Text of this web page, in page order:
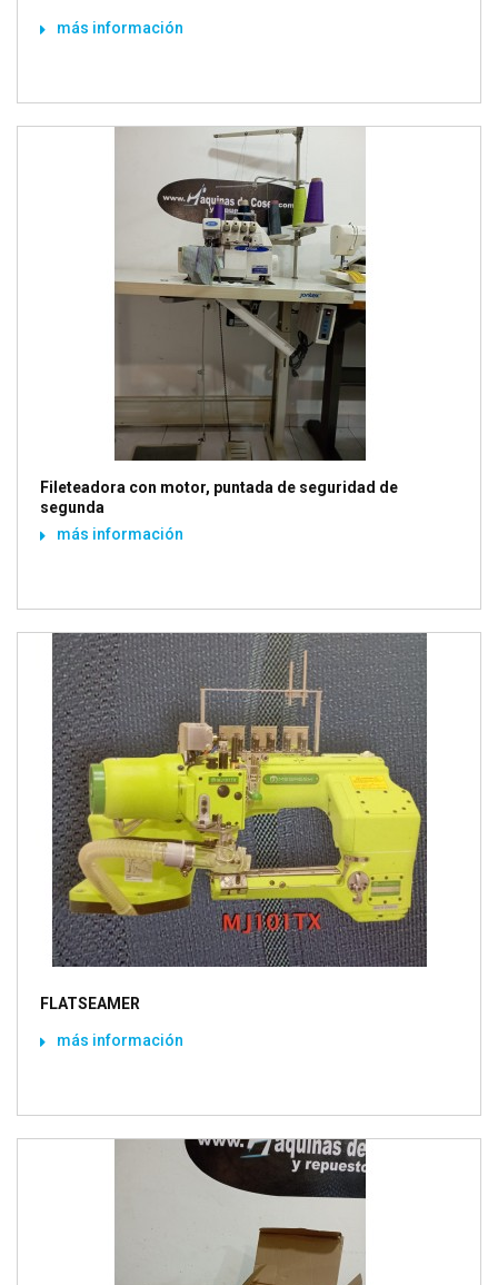
más información
Fileteadora con motor, puntada de seguridad de
segunda
más información
FLATSEAMER
más información